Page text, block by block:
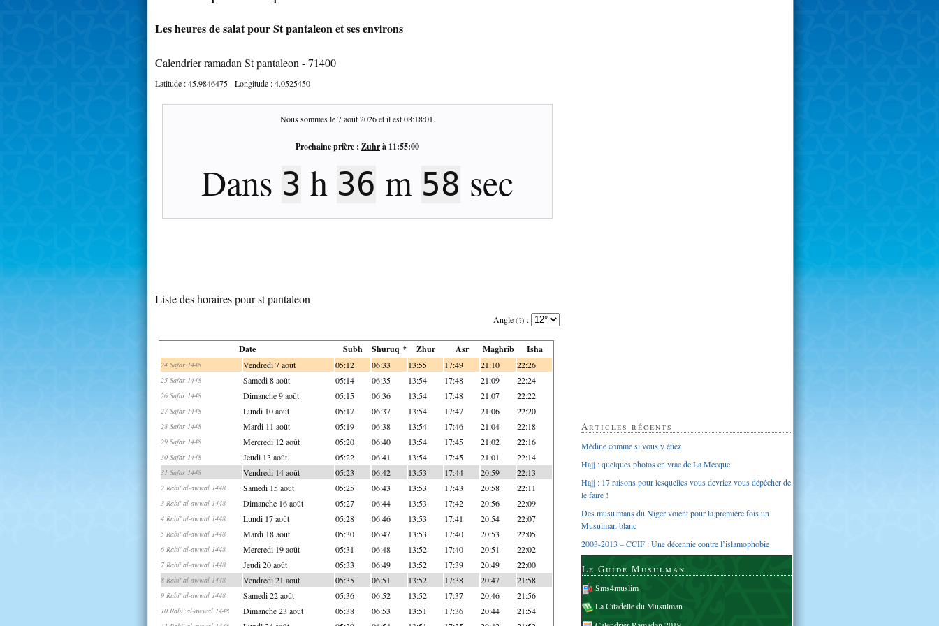
Les heures de salat pour St pantaleon et ses environs
Calendrier ramadan St pantaleon - 71400
Latitude :45.9846475- Longitude :4.0525450
Nous sommes le7 août 2026et il est08:18:01.
Prochaine prière : Zuhrà 11:55:00
Dans 3 h 36 m 58 sec
Liste des horaires pour st pantaleon
Angle (?) :
Date Subh Shuruq * Zhur Asr Maghrib Isha
24 Safar 1448 Vendredi 7 août 05:12 06:33 13:55 17:49 21:10 22:26
25 Safar 1448 Samedi 8 août 05:14 06:35 13:54 17:48 21:09 22:24
26 Safar 1448 Dimanche 9 août 05:15 06:36 13:54 17:48 21:07 22:22
27 Safar 1448 Lundi 10 août 05:17 06:37 13:54 17:47 21:06 22:20
28 Safar 1448 Mardi 11 août 05:19 06:38 13:54 17:46 21:04 22:18
29 Safar 1448 Mercredi 12 août 05:20 06:40 13:54 17:45 21:02 22:16
30 Safar 1448 Jeudi 13 août 05:22 06:41 13:54 17:45 21:01 22:14
31 Safar 1448 Vendredi 14 août 05:23 06:42 13:53 17:44 20:59 22:13
2 Rabi' al-awwal 1448 Samedi 15 août 05:25 06:43 13:53 17:43 20:58 22:11
3 Rabi' al-awwal 1448 Dimanche 16 août 05:27 06:44 13:53 17:42 20:56 22:09
4 Rabi' al-awwal 1448 Lundi 17 août 05:28 06:46 13:53 17:41 20:54 22:07
5 Rabi' al-awwal 1448 Mardi 18 août 05:30 06:47 13:53 17:40 20:53 22:05
6 Rabi' al-awwal 1448 Mercredi 19 août 05:31 06:48 13:52 17:40 20:51 22:02
7 Rabi' al-awwal 1448 Jeudi 20 août 05:33 06:49 13:52 17:39 20:49 22:00
8 Rabi' al-awwal 1448 Vendredi 21 août 05:35 06:51 13:52 17:38 20:47 21:58
9 Rabi' al-awwal 1448 Samedi 22 août 05:36 06:52 13:52 17:37 20:46 21:56
10 Rabi' al-awwal 1448 Dimanche 23 août 05:38 06:53 13:51 17:36 20:44 21:54
Articles récents
Médine comme si vous y étiez
Hajj : quelques photos en vrac de La Mecque
Hajj : 17 raisons pour lesquelles vous devriez vous dépêcher de
le faire !
Des musulmans du Niger voient pour la première fois un
Musulman blanc
2003-2013 – CCIF : Une décennie contre l’islamophobie
Le Guide Musulman
Sms4muslim
La Citadelle du Musulman